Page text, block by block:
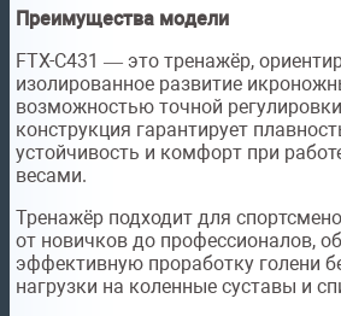
Преимущества модели
FTX-C431 — это тренажёр,
изолированное развитие
возможностью точной
конструкция гарантирует
устойчивость и комфорт при
весами.
Тренажёр подходит для
от новичков до профессионалов,
эффективную проработку голени
нагрузки на коленные суставы и